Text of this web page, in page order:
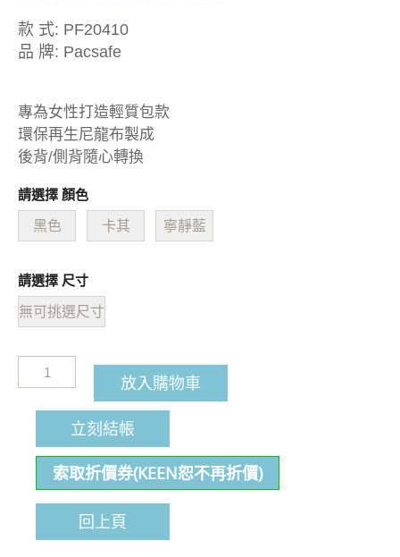
款 式: PF20410
品 牌: Pacsafe
專為女性打造輕質包款
環保再生尼龍布製成
後背/側背隨心轉換
請選擇 顏色
黑色 卡其 寧靜藍
請選擇 尺寸
無可挑選尺寸
放入購物車
立刻結帳
索取折價券(KEEN恕不再折價)
回上頁